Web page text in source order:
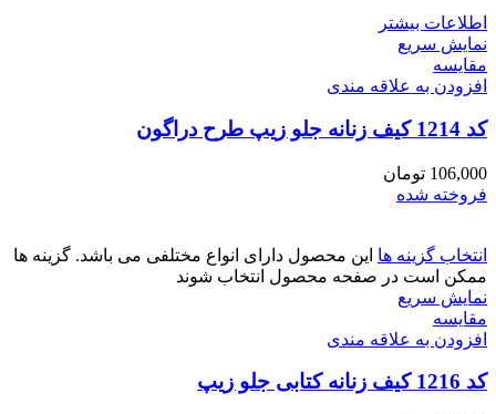
اطلاعات بیشتر
نمایش سریع
مقايسه
افزودن به علاقه مندی
کد 1214 کیف زنانه جلو زیپ طرح دراگون
106,000 تومان
فروخته شده
انتخاب گزینه ها این محصول دارای انواع مختلفی می باشد. گزینه ها
ممکن است در صفحه محصول انتخاب شوند
نمایش سریع
مقايسه
افزودن به علاقه مندی
کد 1216 کیف زنانه کتابی جلو زیپ